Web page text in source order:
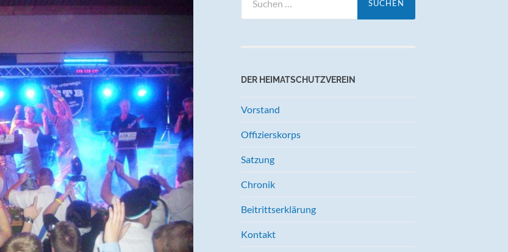
nach:
DER HEIMATSCHUTZVEREIN
Vorstand
Offizierskorps
Satzung
Chronik
Beitrittserklärung
Kontakt